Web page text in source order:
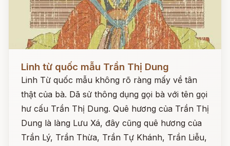
Linh từ quốc mẫu Trần Thị Dung
Linh Từ quốc mẫu không rõ ràng mấy về tân
thật của bà. Dã sử thông dụng gọi bà với tên gọi
hư cấu Trần Thị Dung. Quê hương của Trần Thị
Dung là làng Lưu Xá, đây cũng quê hương của
Trần Lý, Trần Thừa, Trần Tự Khánh, Trần Liễu,